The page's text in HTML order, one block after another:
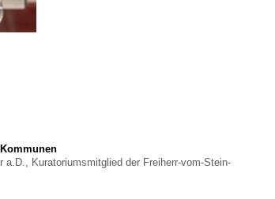
a.D., Kuratoriumsmitglied der Freiherr-vom-Stein-